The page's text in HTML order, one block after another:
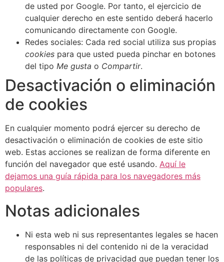
de usted por Google. Por tanto, el ejercicio de
cualquier derecho en este sentido deberá hacerlo
comunicando directamente con Google.
Redes sociales: Cada red social utiliza sus propias
cookies para que usted pueda pinchar en botones
del tipo Me gusta o Compartir.
Desactivación o eliminación
de cookies
En cualquier momento podrá ejercer su derecho de
desactivación o eliminación de cookies de este sitio
web. Estas acciones se realizan de forma diferente en
función del navegador que esté usando. Aquí le
dejamos una guía rápida para los navegadores más
populares.
Notas adicionales
Ni esta web ni sus representantes legales se hacen
responsables ni del contenido ni de la veracidad
de las políticas de privacidad que puedan tener los